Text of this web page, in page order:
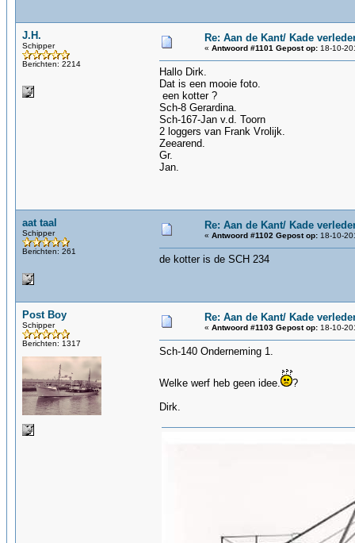
J.H.
Schipper
Berichten: 2214
Re: Aan de Kant/ Kade
« Antwoord #1101 Gepost op: 18-10-
Hallo Dirk.
Dat is een mooie foto.
een kotter ?
Sch-8 Gerardina.
Sch-167-Jan v.d. Toorn
2 loggers van Frank Vrolijk.
Zeearend.
Gr.
Jan.
aat taal
Schipper
Berichten: 261
Re: Aan de Kant/ Kade
« Antwoord #1102 Gepost op: 18-10-
de kotter is de SCH 234
Post Boy
Schipper
Berichten: 1317
Re: Aan de Kant/ Kade
« Antwoord #1103 Gepost op: 18-10-
Sch-140 Onderneming 1.
Welke werf heb geen idee.
?
Dirk.